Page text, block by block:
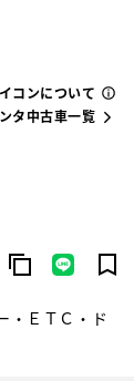
コンについて
タ中古車一覧
・ＥＴＣ・ド